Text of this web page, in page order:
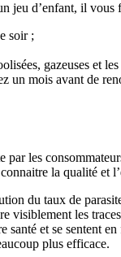
jeu d’enfant, il
soir ;
gazeuses et
un mois avant de
par les
la qualité et
du taux de
visiblement les
santé et se sentent
plus efficace.